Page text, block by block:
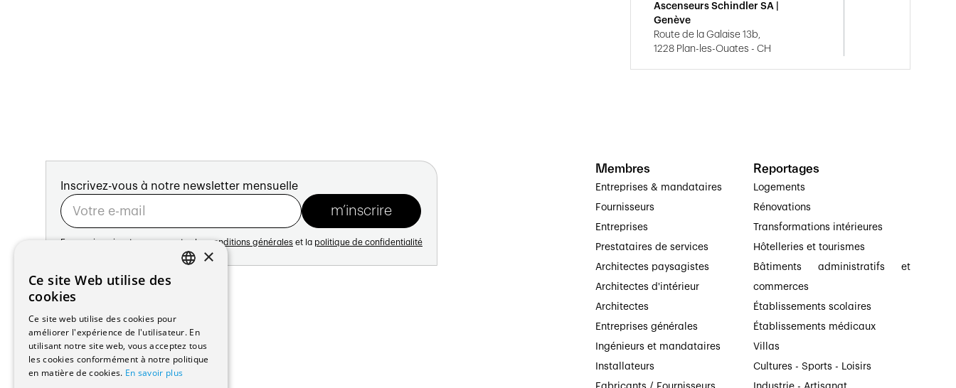
Ascenseurs Schindler SA |
Genève
Route de la Galaise 13b,
1228 Plan-les-Ouates - CH
Inscrivez-vous à notre newsletter mensuelle
En vous inscrivant vous acceptez les conditions générales et la politique de confidentialité
Adresse:
Avenue de Longemalle 21
1020 Renens
Suisse
Contact:
Édition: +41 21 635 16 82
Plateforme: +41 21 631 10 50
info@architectes.ch
Membres
Entreprises & mandataires
Fournisseurs
Entreprises
Prestataires de services
Architectes paysagistes
Architectes d'intérieur
Architectes
Entreprises générales
Ingénieurs et mandataires
Installateurs
Reportages
Logements
Rénovations
Transformations intérieures
Hôtelleries et tourismes
Bâtiments administratifs et
commerces
Établissements scolaires
Établissements médicaux
Villas
Cultures - Sports - Loisirs
×
Ce site Web utilise des
cookies
Ce site web utilise des cookies pour
améliorer l'expérience de l'utilisateur. En
utilisant notre site web, vous acceptez tous
les cookies conformément à notre politique
en matière de cookies. En savoir plus